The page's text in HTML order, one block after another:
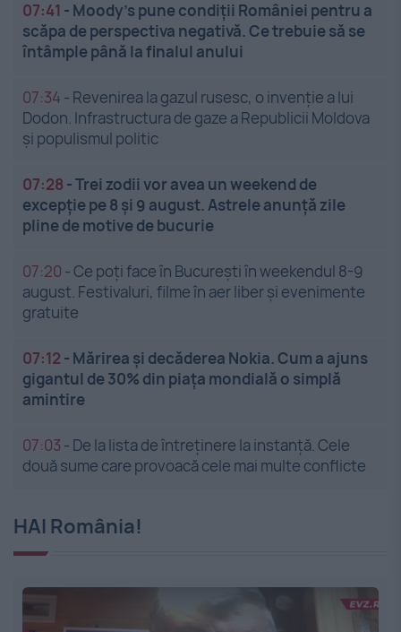
07:41 - Moody’s pune condiții României pentru a
scăpa de perspectiva negativă. Ce trebuie să se
întâmple până la finalul anului
07:34 - Revenirea la gazul rusesc, o invenție a lui
Dodon. Infrastructura de gaze a Republicii Moldova
și populismul politic
07:28 -Trei zodii vor avea un weekend de
excepție pe 8 și 9 august. Astrele anunță zile
pline de motive de bucurie
07:20 -Ce poți face în București în weekendul 8-9
august. Festivaluri, filme în aer liber și evenimente
gratuite
07:12 - Mărirea și decăderea Nokia. Cum a ajuns
gigantul de 30% din piața mondială o simplă
amintire
07:03 - De la lista de întreținere la instanță. Cele
două sume care provoacă cele mai multe conflicte
HAI România!